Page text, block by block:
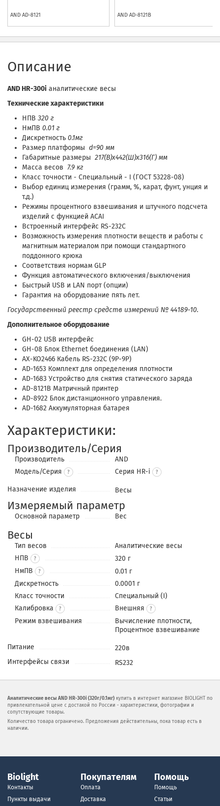
AND AD-8121 AND AD-8121B
Описание
AND HR-300i аналитические весы
Технические характеристики
НПВ 320 г
НмПВ 0.01 г
Дискретность 0.1мг
Размер платформы d=90 мм
Габаритные размеры 217(В)x442(Ш)x316(Г) мм
Масса весов 7.9 кг
Класс точности - Специальный - I (ГОСТ 53228-08)
Выбор единиц измерения (грамм, %, карат, фунт, унция и
т.д.)
Режимы процентного взвешивания и штучного подсчета
изделий с функцией ACAI
Встроенный интерфейс RS-232С
Возможность измерения плотности веществ и работы с
магнитным материалом при помощи стандартного
поддонного крюка
Соответствия нормам GLP
Функция автоматического включения/выключения
Быстрый USB и LAN порт (опции)
Гарантия на оборудование пять лет.
Государственный реестр средств измерений № 44189-10.
Дополнительное оборудование
GH-02 USB интерфейс
GH-08 Блок Ethernet боединения (LAN)
AX-KO2466 Кабель RS-232C (9P-9P)
AD-1653 Комплект для определения плотности
AD-1683 Устройство для снятия статического заряда
AD-8121B Матричный принтер
AD-8922 Блок дистанционного управления.
AD-1682 Аккумуляторная батарея
Характеристики:
Производитель/Серия
Производитель
AND
Модель/Серия
? Серия HR-i
Назначение изделия Весы
Измеряемый параметр
Основной параметр Вес
Весы
Тип весов
Аналитические весы
НПВ
?
320 г
НмПВ
?
0.01 г
Дискретность
0.0001 г
Класс точности
Специальный (I)
Калибровка
?
Внешняя
Режим взвешивания
Вычисление плотности,
Процентное взвешивание
Питание
220в
Интерфейсы связи
RS232
Аналитические весы AND HR-300i (320г/0.1мг) купить в интернет магазине BIOLIGHT по
привлекательной цене с достакой по России - характеристики, фотографии и
сопутствующие товары.
Количество товара ограничено. Предложения действительны, пока товар есть в
наличии.
Biolight
Контакты
Пункты выдачи
Покупателям
Оплата
Доставка
Помощь
Помощь
Статьи